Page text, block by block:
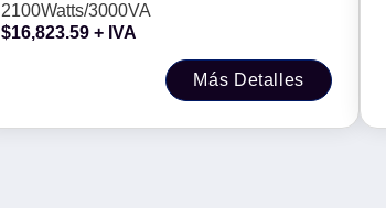
2100Watts/3000VA
$16,823.59 + IVA
Más Detalles